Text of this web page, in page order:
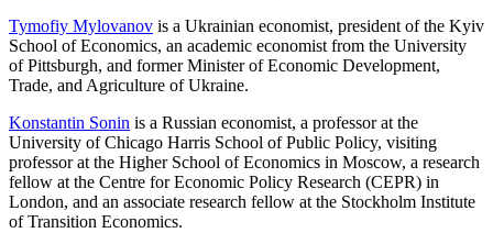
Tymofiy Mylovanov is a Ukrainian economist, president of the Kyiv
School of Economics, an academic economist from the University
of Pittsburgh, and former Minister of Economic Development,
Trade, and Agriculture of Ukraine.
Konstantin Sonin is a Russian economist, a professor at the
University of Chicago Harris School of Public Policy, visiting
professor at the Higher School of Economics in Moscow, a research
fellow at the Centre for Economic Policy Research (CEPR) in
London, and an associate research fellow at the Stockholm Institute
of Transition Economics.